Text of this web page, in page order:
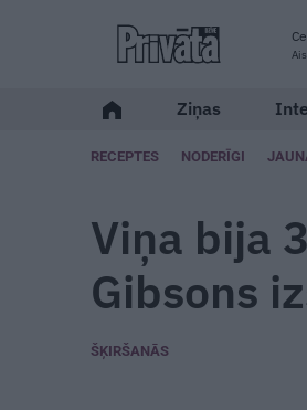
Ziņas
RECEPTES NODERĪGI
Viņa bija
Gibsons
ŠĶIRŠANĀS